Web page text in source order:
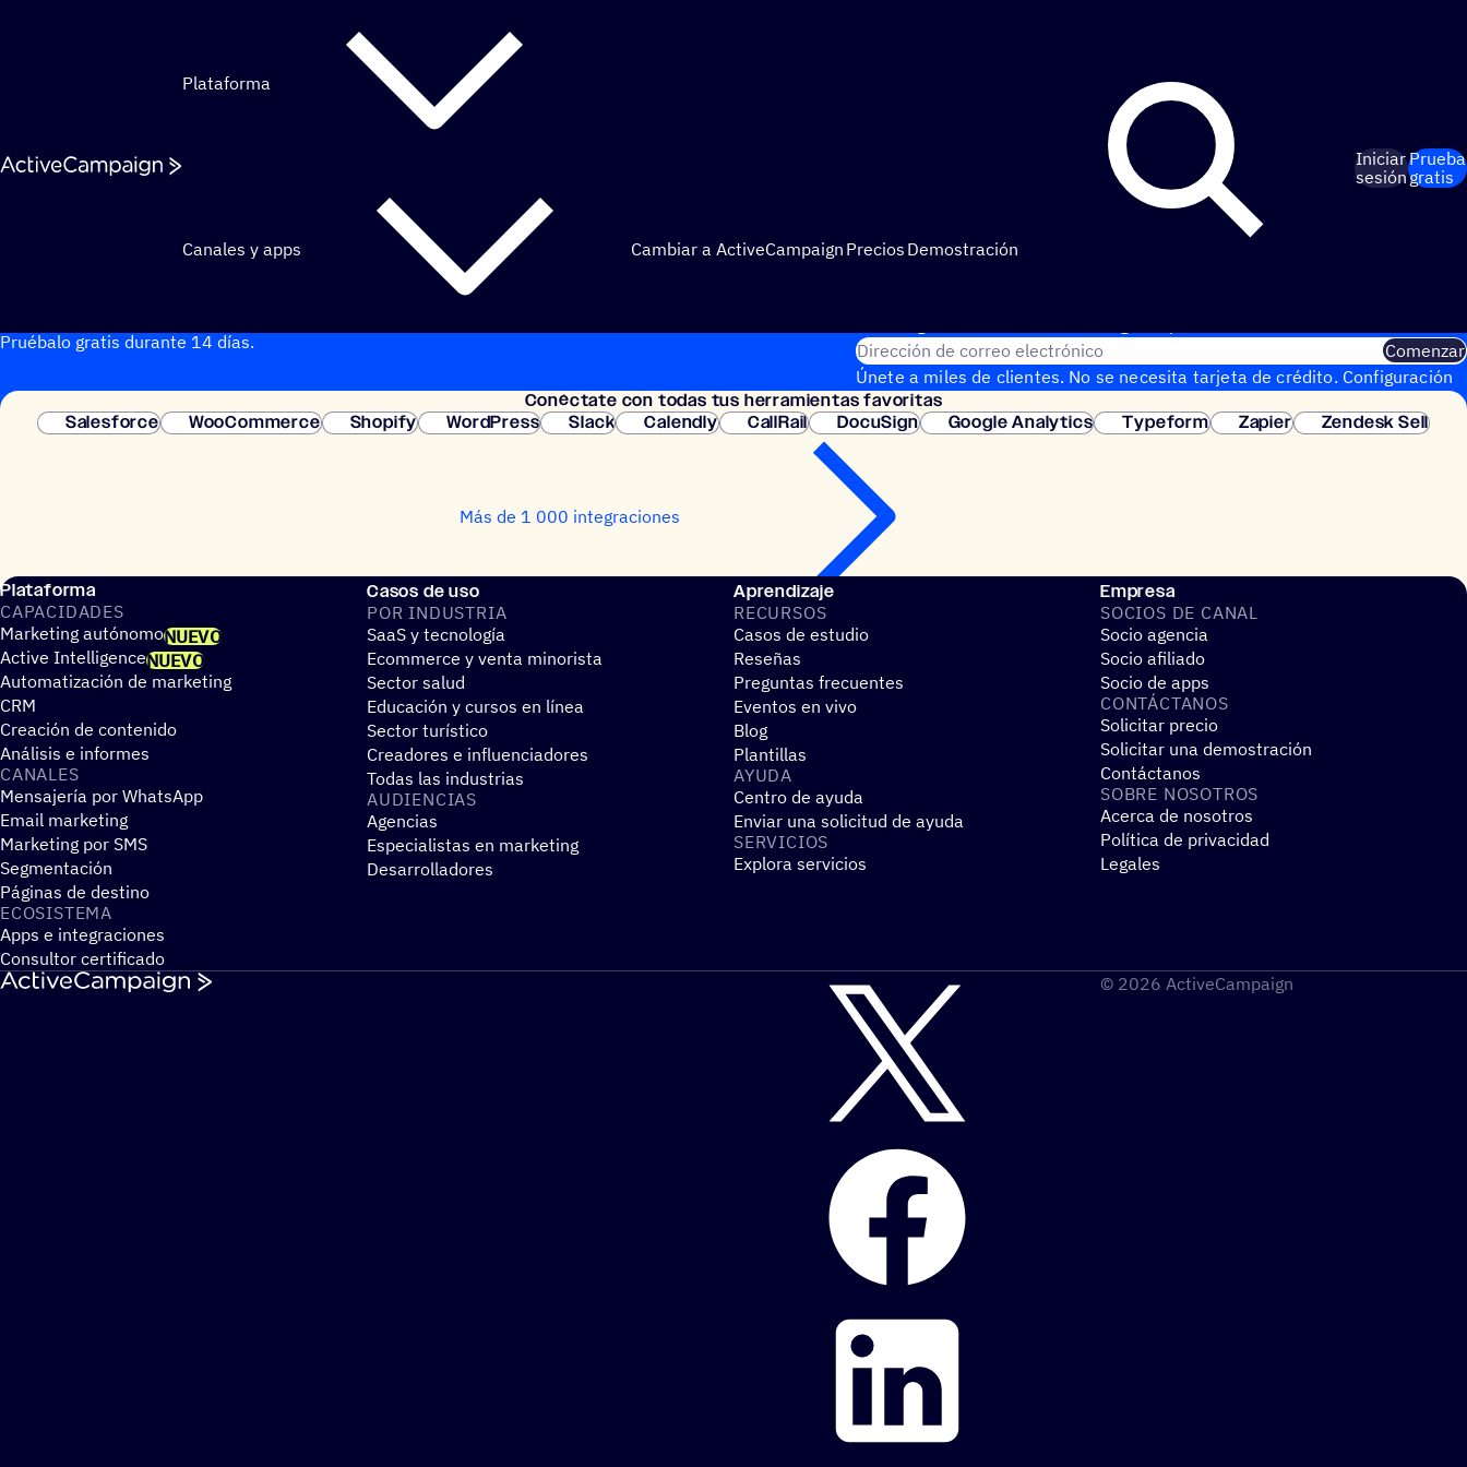
Plataforma
Canales y apps Cambiar a ActiveCampaign Precios Demostración
Iniciar
sesión
Prueba
gratis
Pruébalo gratis durante 14 días.
Dirección de correo electrónico
Comenzar
Únete a miles de clientes. No se necesita tarjeta de crédito. Configuración
instantánea.
Conéc­tate con todas tus herramientas favoritas
Salesforce
WooCommerce Shopify WordPress Slack Calendly CallRail DocuSign Google Analytics Typeform Zapier Zendesk Sell
Más de 1 000 integraciones
Plataforma
CAPA­CI­DA­DES
Marketing autónomoNUEVO
Active IntelligenceNUEVO
Automatización de marketing
CRM
Creación de contenido
Análisis e informes
CANALES
Mensajería por WhatsApp
Email marketing
Marketing por SMS
Segmentación
Páginas de destino
ECOSIS­TEMA
Apps e integraciones
Consultor certificado
Casos de uso
POR INDUS­TRIA
SaaS y tecnología
Ecommerce y venta minorista
Sector salud
Educación y cursos en línea
Sector turístico
Creadores e influenciadores
Todas las industrias
AUDIEN­CIAS
Agencias
Especialistas en marketing
Desarrolladores
Aprendizaje
RECUR­SOS
Casos de estudio
Reseñas
Preguntas frecuentes
Eventos en vivo
Blog
Plantillas
AYUDA
Centro de ayuda
Enviar una solicitud de ayuda
SERVI­CIOS
Explora servicios
Empresa
SOCIOS DE CANAL
Socio agencia
Socio afiliado
Socio de apps
CONTÁC­TA­NOS
Solicitar precio
Solicitar una demostración
Contáctanos
SOBRE NOSO­TROS
Acerca de nosotros
Política de privacidad
Legales
© 2026 ActiveCampaign